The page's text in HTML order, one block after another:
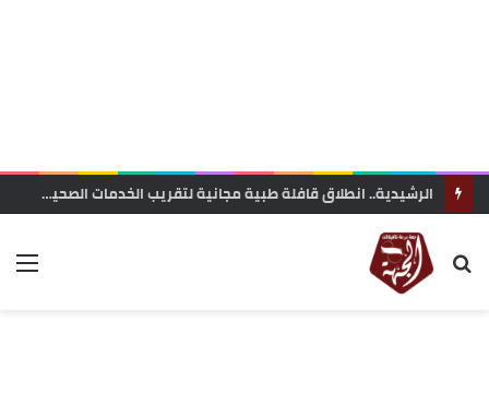
الرشيدية.. انطلاق قافلة طبية مجانية لتقريب الخدمات الصحية من ساكنة تنجداد وفركلة العليا